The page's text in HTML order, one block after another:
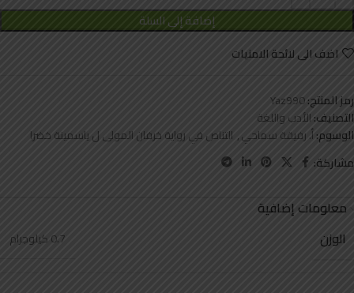
إضافة إلى السلة
اضف الى لائحة الامنيات
رمز المنتج:Yaz990
التصنيف:الأدب واللغة
الوسوم:أ. رفيقة سماحي, التناص في رواية خرفان المولى ل ياسمينة خضرا
مشاركة:
معلومات إضافية
الوزن
0.7 كيلوجرام